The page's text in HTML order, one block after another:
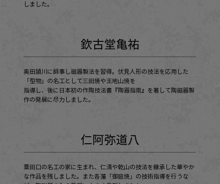
しました。
欽古堂亀祐
奥田頴川に師事し磁器製法を習得。伏見人形の技法を応用した
「型物」の名工として三田焼や王地山焼を
指導し、後に日本初の作陶技法書『陶器指南』を著して陶磁器製
作の発展に尽力しました。
仁阿弥道八
粟田口の名工の家に生まれ、仁清や乾山の技法を継承した華やか
な作品を残しました。また各藩「御庭焼」の技術指導を行うな